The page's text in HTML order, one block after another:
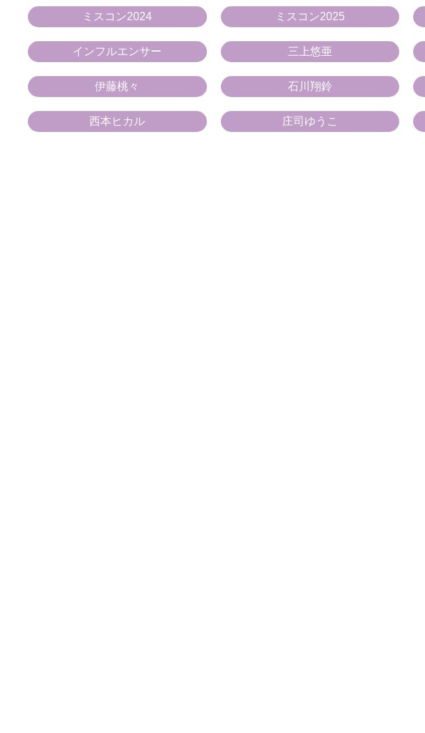
ミスコン2024 ミスコン2025
インフルエンサー 三上悠亜
伊藤桃々 石川翔鈴
西本ヒカル 庄司ゆうこ